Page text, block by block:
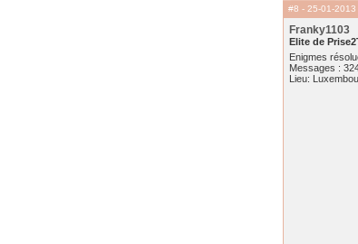
#8 - 25-01-
Franky1103
Elite de
Enigmes
Messages :
Lieu: